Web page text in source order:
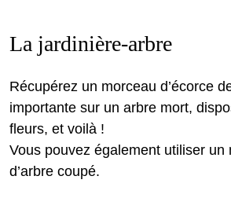
La jardinière-arbre
Récupérez un morceau d’écorce
importante sur un arbre mort,
fleurs, et voilà !
Vous pouvez également utiliser un
d’arbre coupé.